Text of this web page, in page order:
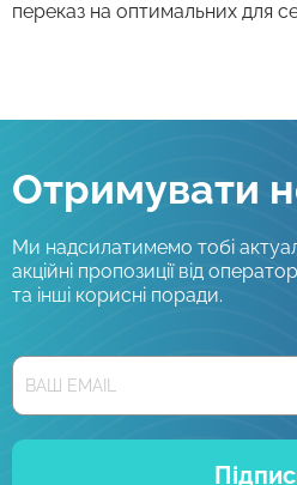
переказ на оптимальних для
Отримувати
Ми надсилатимемо тобі
акційні пропозиції від
та інші корисні поради.